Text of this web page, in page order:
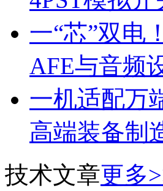
一“芯”双电
AFE与音频
一机适配万
高端装备制
技术文章更多